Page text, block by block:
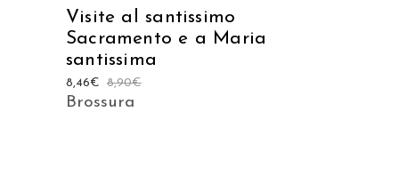
Visite al santissimo
Sacramento e a Maria
santissima
8,90€
8,46€
Brossura